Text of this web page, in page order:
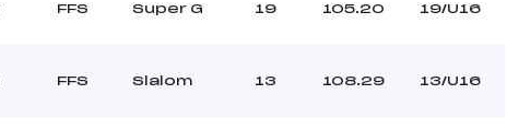
FFS Super G 19 105.20 19/U16
FFS Slalom 13 108.29 13/U16